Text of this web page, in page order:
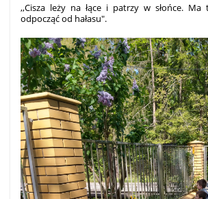
,,Cisza leży na łące i patrzy w słońce. Ma
odpocząć od hałasu".